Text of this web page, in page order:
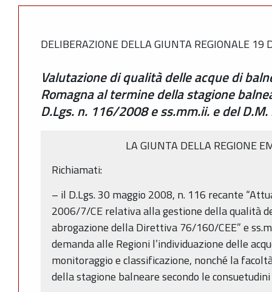
DELIBERAZIONE DELLA GIUNTA REGIONALE
Valutazione di qualità delle acque di
Romagna al termine della stagione
D.Lgs. n. 116/2008 e ss.mm.ii. e del
LA GIUNTA DELLA REGIONE
Richiamati:
– il D.Lgs. 30 maggio 2008, n. 116 recante
2006/7/CE relativa alla gestione della qualità
abrogazione della Direttiva 76/160/CEE” e
demanda alle Regioni l’individuazione delle
monitoraggio e classificazione, nonché la
della stagione balneare secondo le